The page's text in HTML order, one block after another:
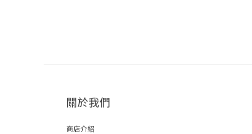
關於我們
商店介紹